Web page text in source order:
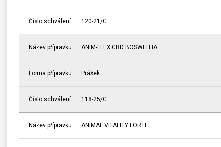
Číslo schválení 120-21/C
Název přípravku ANIM-FLEX CBD BOSWELLIA
Forma přípravku Prášek
Číslo schválení 118-25/C
Název přípravku ANIMAL VITALITY FORTE